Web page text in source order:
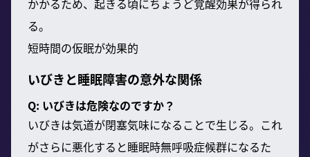
る。
短時間の仮眠が効果的
いびきと睡眠障害の意外な関係
Q: いびきは危険なのですか？
いびきは気道が閉塞気味になることで生じる。これ
がさらに悪化すると睡眠時無呼吸症候群になるた